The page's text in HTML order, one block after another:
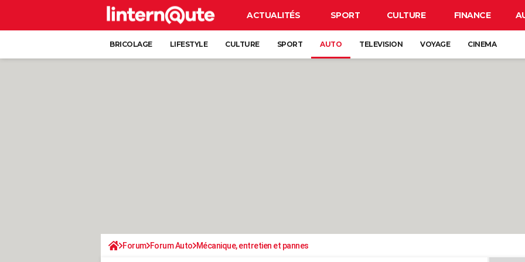
ACTUALITÉS SPORT CULTURE FINANCE
BRICOLAGE LIFESTYLE CULTURE SPORT AUTO TELEVISION VOYAGE CINEMA
Forum Forum Auto Mécanique, entretien et pannes